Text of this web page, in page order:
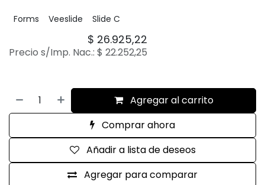
Forms Veeslide Slide C
$ 26.925,22
Precio s/Imp. Nac.: $ 22.252,25
Agregar al carrito
Comprar ahora
Agregar para comparar
Añadir a lista de deseos